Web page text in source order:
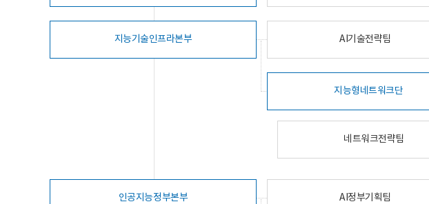
지능기술인프라본부 AI기술전략팀
지능형네트워크단
네트워크전략팀
인공지능정부본부 AI정부기획팀